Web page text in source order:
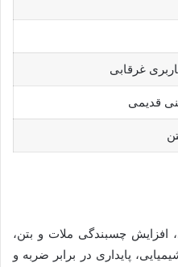
چسبندگی ملات و بتن،
پایداری در برابر ضربه و